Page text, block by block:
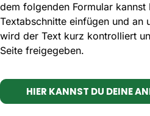
dem folgenden Formular kannst
Textabschnitte einfügen und an
wird der Text kurz kontrolliert
Seite freigegeben.
HIER KANNST DU DEINE